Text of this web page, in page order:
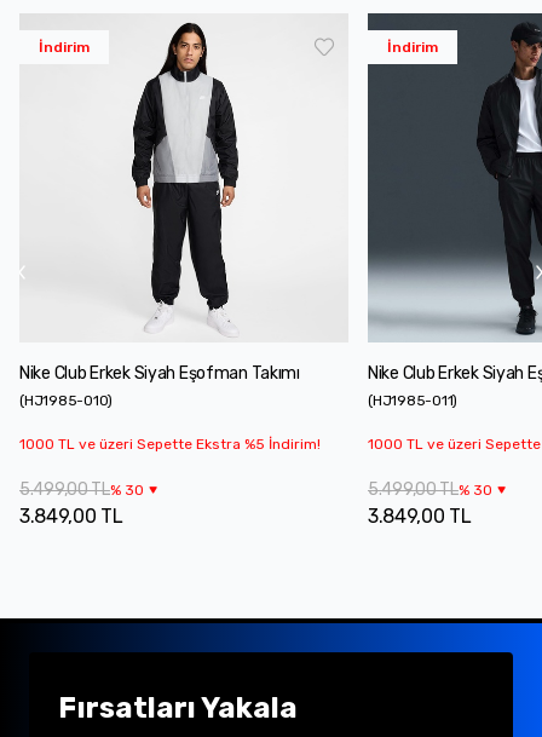
İndirim
Nike Club Erkek Siyah Eşofman Takımı
(HJ1985-010)
1000 TL ve üzeri Sepette Ekstra %5 İndirim!
5.499,00 TL% 30
3.849,00 TL
İndirim
Nike Club Erkek Siyah
(HJ1985-011)
1000 TL ve üzeri
5.499,00 TL% 30
3.849,00 TL
Fırsatları Yakala